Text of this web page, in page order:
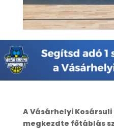
A Vásárhelyi Kosársuli
megkezdte főtáblás